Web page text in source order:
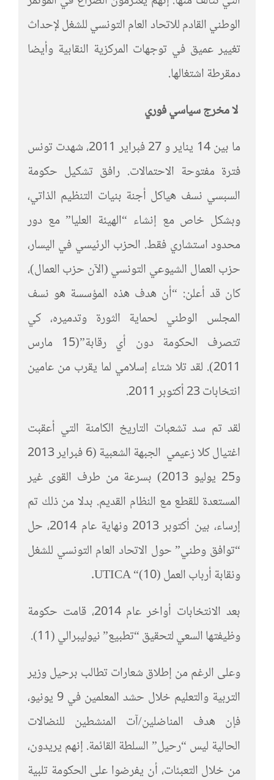
الوطني القادم للاتحاد العام التونسي للشغل لإحداث
تغيير عميق في توجهات المركزية النقابية وأيضا
دمقرطة اشتغالها.
لا مخرج سياسي فوري
ما بين 14 يناير و 27 فبراير 2011، شهدت تونس
فترة مفتوحة الاحتمالات. رافق تشكيل حكومة
السبسي نسف هياكل أجنة بنيات التنظيم الذاتي،
وبشكل خاص مع إنشاء “الهيئة العليا” مع دور
محدود استشاري فقط. الحزب الرئيسي في اليسار،
حزب العمال الشيوعي التونسي (الآن حزب العمال)،
كان قد أعلن: “أن هدف هذه المؤسسة هو نسف
المجلس الوطني لحماية الثورة وتدميره، كي
تتصرف الحكومة دون أي رقابة”(15 مارس
2011). لقد تلا شتاء إسلامي لما يقرب من عامين
انتخابات 23 أكتوبر 2011.
لقد تم سد تشعبات التاريخ الكامنة التي أعقبت
اغتيال كلا زعيمي الجبهة الشعبية (6 فبراير 2013
و25 يوليو 2013) بسرعة من طرف القوى غير
المستعدة للقطع مع النظام القديم. بدلا من ذلك تم
إرساء، بين أكتوبر 2013 ونهاية عام 2014، حل
“توافق وطني” حول الاتحاد العام التونسي للشغل
ونقابة أرباب العمل UTICA “(10).
بعد الانتخابات أواخر عام 2014، قامت حكومة
وظيفتها السعي لتحقيق “تطبيع” نيوليبرالي (11).
وعلى الرغم من إطلاق شعارات تطالب برحيل وزير
التربية والتعليم خلال حشد المعلمين في 9 يونيو،
فإن هدف المناضلين/آت المنشطين للنضالات
الحالية ليس “رحيل” السلطة القائمة. إنهم يريدون،
من خلال التعبئات، أن يفرضوا على الحكومة تلبية